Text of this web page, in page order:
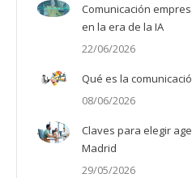
Comunicación
en la era de la IA
22/06/2026
Qué es la
08/06/2026
Claves para elegir
Madrid
29/05/2026